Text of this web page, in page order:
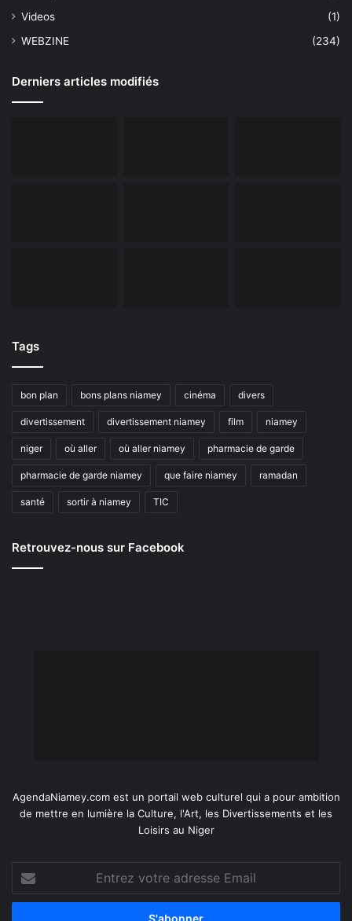
Videos
(1)
WEBZINE
(234)
Derniers articles modifiés
Tags
bon plan bons plans niamey cinéma divers
divertissement divertissement niamey film niamey
niger où aller où aller niamey pharmacie de garde
pharmacie de garde niamey que faire niamey ramadan
santé sortir à niamey TIC
Retrouvez-nous sur Facebook
AgendaNiamey.com est un portail web culturel qui a pour ambition
de mettre en lumière la Culture, l'Art, les Divertissements et les
Loisirs au Niger
votre
adresse